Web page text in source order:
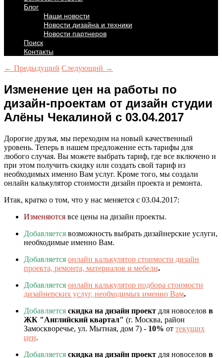
Блог
Наши новости
Новости дизайна и техники
Новости партнеров
Поиск
Контакты
← Предыдущий Следующий →
Изменение цен на работы по
дизайн-проектам от дизайн студии
Алёны Чекалиной с 03.04.2017
Дорогие друзья, мы переходим на новый качественный
уровень. Теперь в нашем предложение есть тарифы для
любого случая. Вы можете выбрать тариф, где все включено и
при этом получить скидку или создать свой тариф из
необходимых именно Вам услуг. Кроме того, мы создали
онлайн калькулятор стоимости дизайн проекта и ремонта.
Итак, кратко о том, что у нас меняется с 03.04.2017:
Изменяются все цены на дизайн проекты.
Добавляется возможность выбрать дизайнерские услуги,
необходимые именно Вам.
Добавляется онлайн калькулятор стоимости дизайн
проекта, ремонта, материалов и мебели.
Добавляется онлайн калькулятор подбора стоимости
дизайнерских услуг, необходимых именно Вам.
Добавляется скидка на дизайн проект для новоселов в
ЖК "Английский квартал" (г. Москва, район
Замоскворечье, ул. Мытная, дом 7) - 10% от текущих
цен.
Добавляется скидка на дизайн проект для новоселов в